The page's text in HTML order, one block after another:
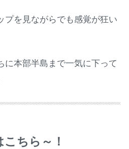
プを見ながらでも感覚が狂い
に本部半島まで一気に下って
ちら～！